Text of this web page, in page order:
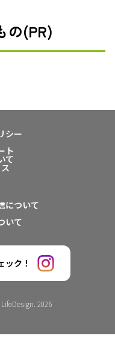
の(PR)
シー
ト
て
について
いて
ック！
2026